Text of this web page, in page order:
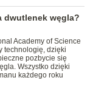
dwutlenek węgla?
Academy of Science
technologię, dzięki
pozbycie się
Wszystko dzięki
każdego roku